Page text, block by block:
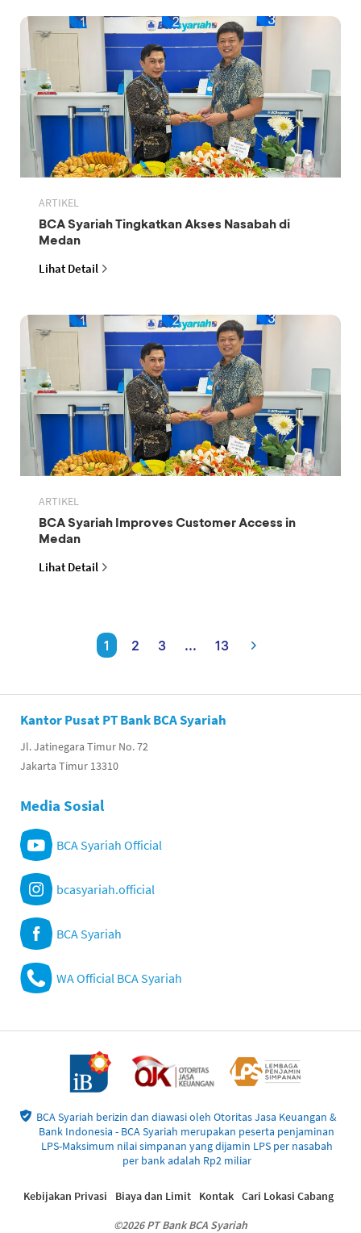
ARTIKEL
BCA Syariah Tingkatkan Akses Nasabah di
Medan
Lihat Detail
ARTIKEL
BCA Syariah Improves Customer Access in
Medan
Lihat Detail
1 2 3 ... 13
Kantor Pusat PT Bank BCA Syariah
Jl. Jatinegara Timur No. 72
Jakarta Timur 13310
Media Sosial
BCA Syariah Official
bcasyariah.official
BCA Syariah
WA Official BCA Syariah
BCA Syariah berizin dan diawasi oleh Otoritas Jasa Keuangan &
Bank Indonesia - BCA Syariah merupakan peserta penjaminan
LPS-Maksimum nilai simpanan yang dijamin LPS per nasabah
per bank adalah Rp2 miliar
©2026 PT Bank BCA Syariah
Kebijakan Privasi Biaya dan Limit Kontak Cari Lokasi Cabang